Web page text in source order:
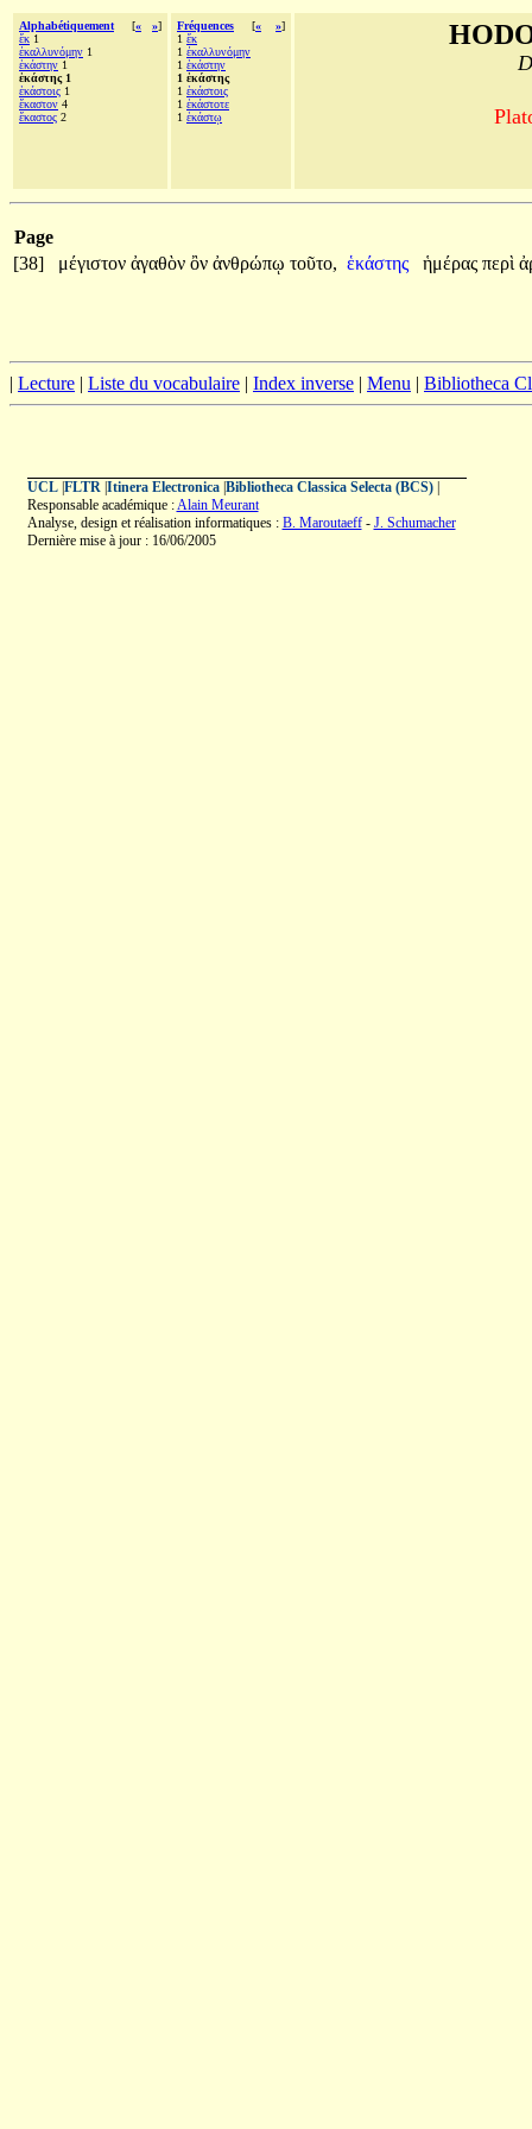
Alphabétiquement [« »]
ἔκ 1
ἐκαλλυνόμην 1
ἑκάστην 1
ἑκάστης 1
ἑκάστοις 1
ἕκαστον 4
ἕκαστος 2
Fréquences [« »]
1 ἔκ
1 ἐκαλλυνόμην
1 ἑκάστην
1 ἑκάστης
1 ἑκάστοις
1 ἑκάστοτε
1 ἑκάστῳ
Page
[38]
μέγιστον ἀγαθὸν ὂν ἀνθρώπῳ τοῦτο, ἑκάστης ἡμέρας περὶ
| Lecture | Liste du vocabulaire | Index inverse | Menu | Bibliotheca
UCL| FLTR| Itinera Electronica| Bibliotheca Classica Selecta (BCS)|
Responsable académique :Alain Meurant
Analyse, design et réalisation informatiques : B. Maroutaeff- J. Schumacher
Dernière mise à jour : 16/06/2005